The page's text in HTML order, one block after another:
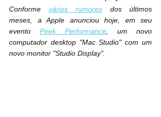
Conforme vários rumores dos últimos
meses, a Apple anunciou hoje, em seu
evento Peek Performance , um novo
computador desktop "Mac Studio" com um
novo monitor "Studio Display".